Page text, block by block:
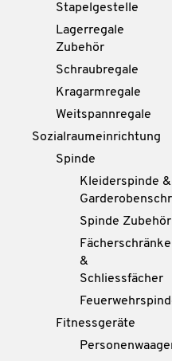
Stapelgestelle
Lagerregale
Zubehör
Schraubregale
Kragarmregale
Weitspannregale
Sozialraumeinrichtung
Spinde
Kleiderspinde &
Spinde Zubehör
Fächerschränke
&
Schliessfächer
Fitnessgeräte